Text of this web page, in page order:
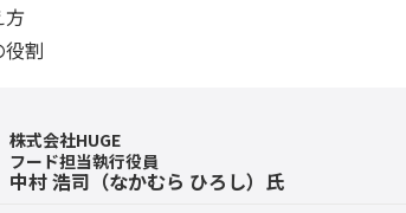
方
役割
株式会社HUGE
フード担当執行役員
中村 浩司 （なかむら ひろし）氏